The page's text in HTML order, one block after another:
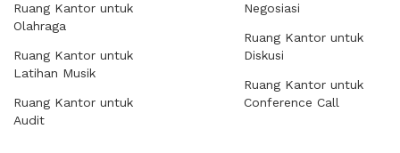
Ruang Kantor untuk
Olahraga
Ruang Kantor untuk
Latihan Musik
Ruang Kantor untuk
Audit
Negosiasi
Ruang Kantor untuk
Diskusi
Ruang Kantor untuk
Conference Call